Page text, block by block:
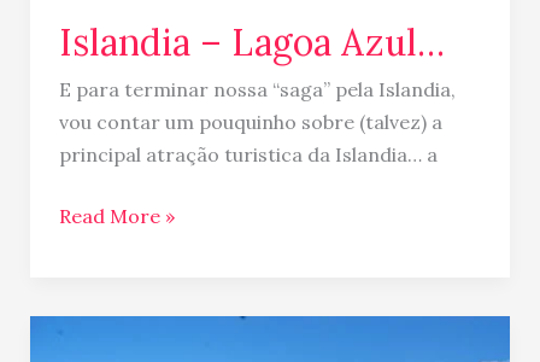
Islandia – Lagoa Azul…
E para terminar nossa “saga” pela Islandia,
vou contar um pouquinho sobre (talvez) a
principal atração turistica da Islandia… a
Read More »